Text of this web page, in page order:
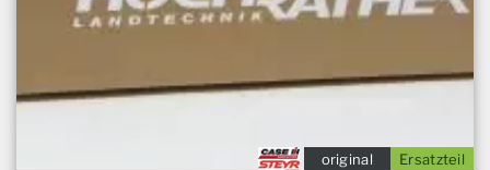
Ersatzteil
original